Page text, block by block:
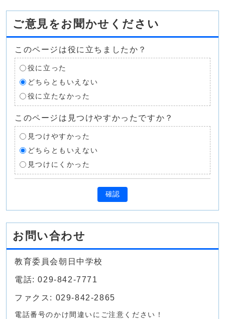
ご意見をお聞かせください
このページは役に立ちましたか？
役に立った
どちらともいえない
役に立たなかった
このページは見つけやすかったですか？
見つけやすかった
どちらともいえない
見つけにくかった
確認
お問い合わせ
教育委員会朝日中学校
電話: 029-842-7771
ファクス: 029-842-2865
電話番号のかけ間違いにご注意ください！